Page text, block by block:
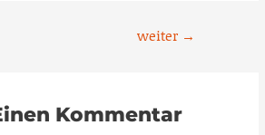
weiter →
Kommentar